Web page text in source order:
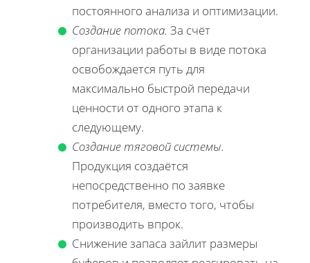
постоянного анализа и оптимизации.
Создание потока. За счёт
организации работы в виде потока
освобождается путь для
максимально быстрой передачи
ценности от одного этапа к
следующему.
Создание тяговой системы.
Продукция создаётся
непосредственно по заявке
потребителя, вместо того, чтобы
производить впрок.
Снижение запаса зайлит размеры